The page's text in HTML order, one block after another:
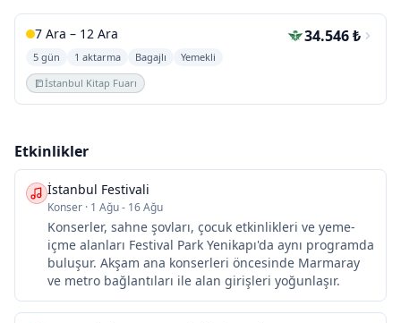
7 Ara – 12 Ara
5 gün 1 aktarma Bagajlı
Yemekli
İstanbul Kitap Fuarı
34.546 ₺
Etkinlikler
İstanbul Festivali
Konser · 1 Ağu - 16 Ağu
Konserler, sahne şovları, çocuk etkinlikleri ve yeme-
içme alanları Festival Park Yenikapı'da aynı programda
buluşur. Akşam ana konserleri öncesinde Marmaray
ve metro bağlantıları ile alan girişleri yoğunlaşır.